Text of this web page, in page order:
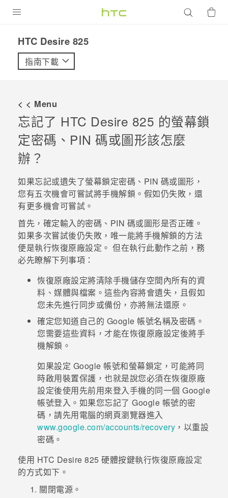
VIVE
配件
VIVERSE
優惠專區
焦點訊息
校園專案
企業採購
銷售門市
銷售通路
支援服務
VIVELAND
登入
HTC Desire 825‎
指南下載
< < Menu
忘記了 HTC Desire 825 的螢幕鎖
定密碼、PIN 碼或圖形該怎麼
辦？
如果忘記或遺失了螢幕鎖定密碼、PIN 碼或圖形，
您有五次機會可嘗試將手機解鎖。假如仍失敗，還
有更多機會可嘗試。
首先，確定輸入的密碼、PIN 碼或圖形是否正確。
如果多次嘗試後仍失敗，唯一能將手機解鎖的方法
便是執行恢復原廠設定。 但在執行此動作之前，務
必先瞭解下列事項：
恢復原廠設定將清除手機儲存空間內所有的資
料、媒體與檔案。這些內容將會遺失，且假如
您未先進行同步或備份，亦將無法還原。
確定您知道自己的 Google 帳號名稱及密碼。
您需要這些資料，才能在恢復原廠設定後將手
機解鎖。
如果設定 Google 帳號和螢幕鎖定，可能將同
時啟用裝置保護，也就是說您必須在恢復原廠
設定後使用先前用來登入手機的同一個 Google
帳號登入。如果您忘記了 Google 帳號的密
碼，請先用電腦的網頁瀏覽器進入
www.google.com/accounts/recovery ，以重設
密碼。
使用 HTC Desire 825 硬體按鍵執行恢復原廠設定
的方式如下。
關閉電源。